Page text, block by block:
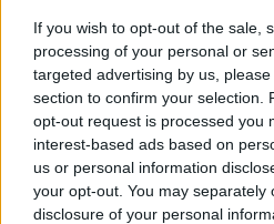
If you wish to opt-out of the sale,
processing of your personal or
targeted advertising by us,
section to confirm your selection.
opt-out request is processed you
interest-based ads based on
us or personal information
your opt-out. You may separately
disclosure of your personal